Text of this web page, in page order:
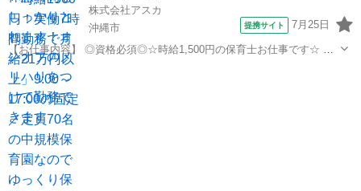
株式会社アスカ
沖縄市
提携サイト 7月25日
【お仕事内容】 ◎資格必須◎☆時給1,500円の保育士お仕事です☆ ー
ーーーーーーーーーーーーーーーー 沖縄市にある中規模保育園で 保育
士さんのお仕事です♪ おすすめポイント！ ☆9:00～17:00の固定時間◎
☆完全...
沖縄 沖縄市